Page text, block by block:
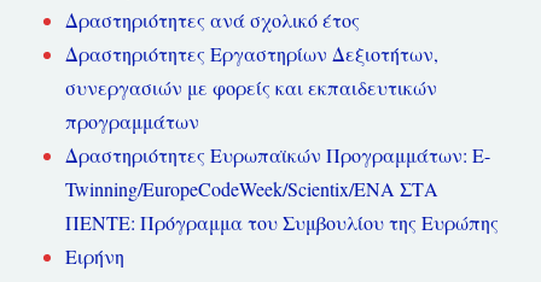
Δραστηριότητες ανά σχολικό έτος
Δραστηριότητες Εργαστηρίων Δεξιοτήτων,
συνεργασιών με φορείς και εκπαιδευτικών
προγραμμάτων
Δραστηριότητες Ευρωπαϊκών Προγραμμάτων: E-
Twinning/EuropeCodeWeek/Scientix/ΕΝΑ ΣΤΑ
ΠΕΝΤΕ: Πρόγραμμα του Συμβουλίου της Ευρώπης
Ειρήνη